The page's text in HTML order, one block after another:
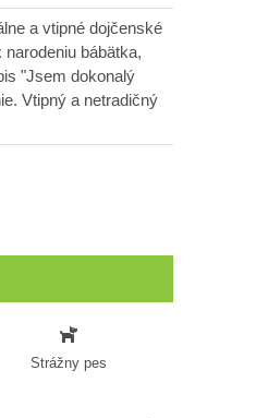
a vtipné dojčenské
bábätka,
"Jsem dokonalý
Vtipný a netradičný
Strážny pes